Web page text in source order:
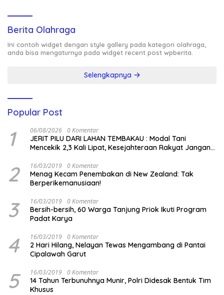
Berita Olahraga
Ini contoh widget dengan style gallery pada kategori olahraga,
anda bisa mengaturnya pada widget recent post wpberita.
Selengkapnya
Popular Post
1 06/08/2026 0 Komentar
JERIT PILU DARI LAHAN TEMBAKAU ​: Modal Tani
Mencekik 2,3 Kali Lipat, Kesejahteraan Rakyat Jangan
2 16/03/2019 0 Komentar
Menag Kecam Penembakan di New Zealand: Tak
Berperikemanusiaan!
3 16/03/2019 0 Komentar
Bersih-bersih, 60 Warga Tanjung Priok Ikuti Program
Padat Karya
4 16/03/2019 0 Komentar
2 Hari Hilang, Nelayan Tewas Mengambang di Pantai
Cipalawah Garut
5 16/03/2019 0 Komentar
14 Tahun Terbunuhnya Munir, Polri Didesak Bentuk Tim
Khusus